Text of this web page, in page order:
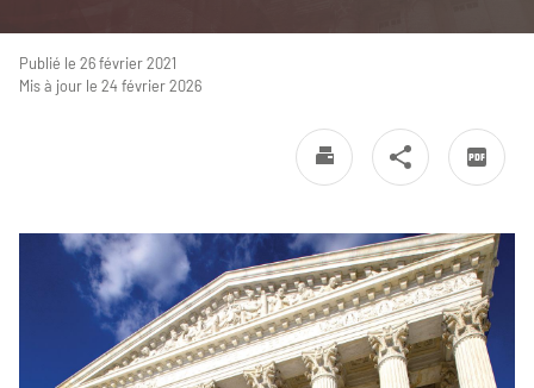
Publié le 26 février 2021
Mis à jour le 24 février 2026